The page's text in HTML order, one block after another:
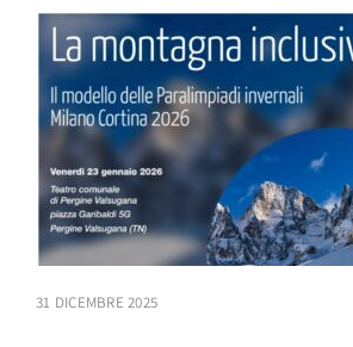
31 DICEMBRE 2025